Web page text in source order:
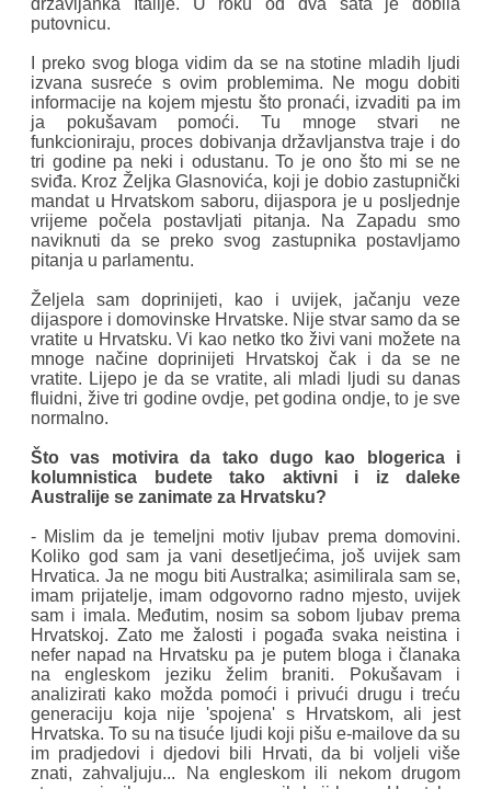
državljanka Italije. U roku od dva sata je dobila
putovnicu.
I preko svog bloga vidim da se na stotine mladih ljudi
izvana susreće s ovim problemima. Ne mogu dobiti
informacije na kojem mjestu što pronaći, izvaditi pa im
ja pokušavam pomoći. Tu mnoge stvari ne
funkcioniraju, proces dobivanja državljanstva traje i do
tri godine pa neki i odustanu. To je ono što mi se ne
sviđa. Kroz Željka Glasnovića, koji je dobio zastupnički
mandat u Hrvatskom saboru, dijaspora je u posljednje
vrijeme počela postavljati pitanja. Na Zapadu smo
naviknuti da se preko svog zastupnika postavljamo
pitanja u parlamentu.
Željela sam doprinijeti, kao i uvijek, jačanju veze
dijaspore i domovinske Hrvatske. Nije stvar samo da se
vratite u Hrvatsku. Vi kao netko tko živi vani možete na
mnoge načine doprinijeti Hrvatskoj čak i da se ne
vratite. Lijepo je da se vratite, ali mladi ljudi su danas
fluidni, žive tri godine ovdje, pet godina ondje, to je sve
normalno.
Što vas motivira da tako dugo kao blogerica i
kolumnistica budete tako aktivni i iz daleke
Australije se zanimate za Hrvatsku?
- Mislim da je temeljni motiv ljubav prema domovini.
Koliko god sam ja vani desetljećima, još uvijek sam
Hrvatica. Ja ne mogu biti Australka; asimilirala sam se,
imam prijatelje, imam odgovorno radno mjesto, uvijek
sam i imala. Međutim, nosim sa sobom ljubav prema
Hrvatskoj. Zato me žalosti i pogađa svaka neistina i
nefer napad na Hrvatsku pa je putem bloga i članaka
na engleskom jeziku želim braniti. Pokušavam i
analizirati kako možda pomoći i privući drugu i treću
generaciju koja nije 'spojena' s Hrvatskom, ali jest
Hrvatska. To su na tisuće ljudi koji pišu e-mailove da su
im pradjedovi i djedovi bili Hrvati, da bi voljeli više
znati, zahvaljuju... Na engleskom ili nekom drugom